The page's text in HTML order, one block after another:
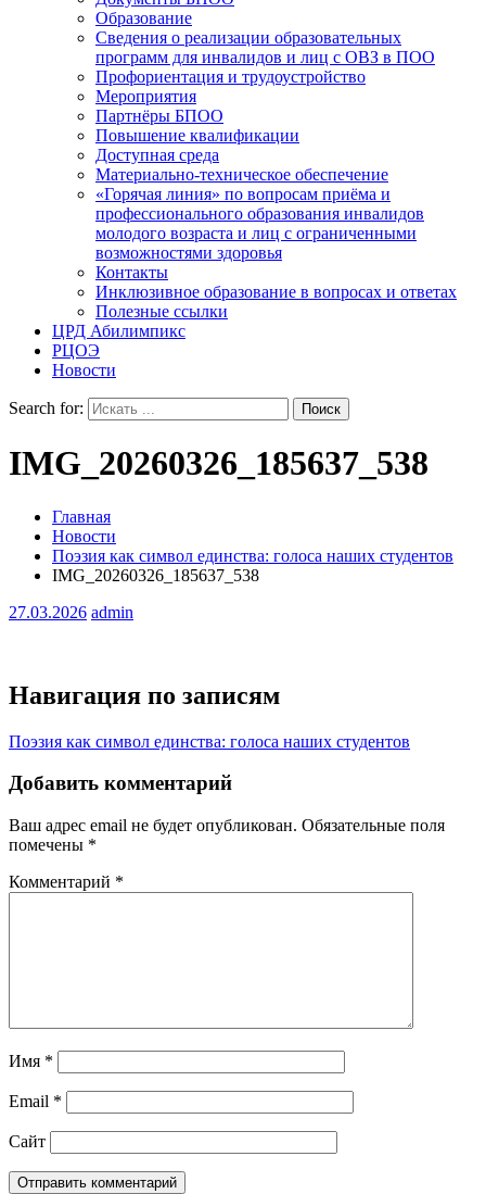
Образование
Сведения о реализации образовательных
программ для инвалидов и лиц с ОВЗ в ПОО
Профориентация и трудоустройство
Мероприятия
Партнёры БПОО
Повышение квалификации
Доступная среда
Материально-техническое обеспечение
«Горячая линия» по вопросам приёма и
профессионального образования инвалидов
молодого возраста и лиц с ограниченными
возможностями здоровья
Контакты
Инклюзивное образование в вопросах и ответах
Полезные ссылки
ЦРД Абилимпикс
РЦОЭ
Новости
Search for:
IMG_20260326_185637_538
Главная
Новости
Поэзия как символ единства: голоса наших студентов
IMG_20260326_185637_538
27.03.2026 admin
Навигация по записям
Поэзия как символ единства: голоса наших студентов
Добавить комментарий
Ваш адрес email не будет опубликован. Обязательные поля
помечены *
Комментарий *
Имя *
Email *
Сайт